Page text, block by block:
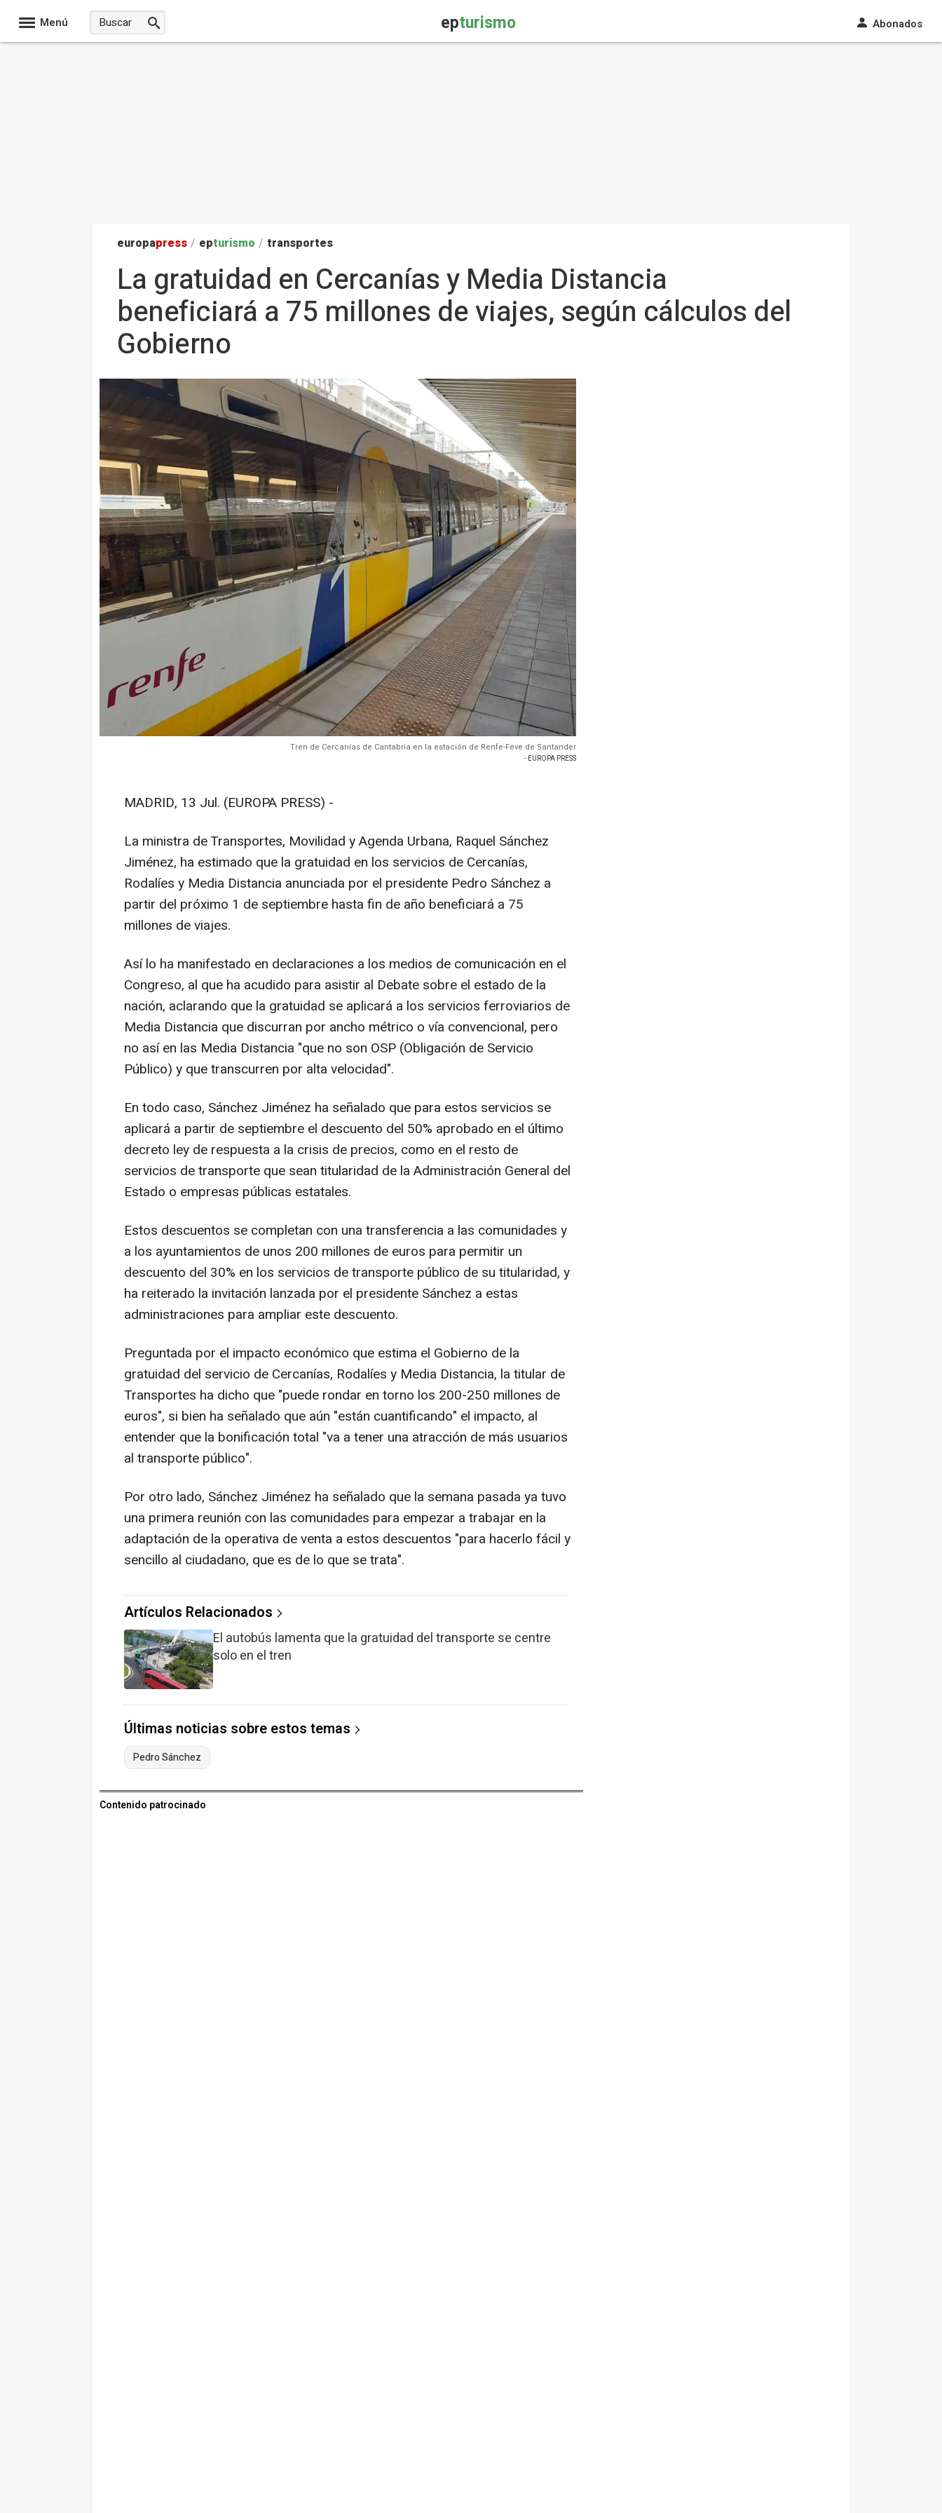
Menú epturismo Abonados
europapress / epturismo / transportes
La gratuidad en Cercanías y Media Distancia
beneficiará a 75 millones de viajes, según cálculos del
Gobierno
Tren de Cercanías de Cantabria en la estación de Renfe-Feve de Santander
- EUROPA PRESS
MADRID, 13 Jul. (EUROPA PRESS) -
La ministra de Transportes, Movilidad y Agenda Urbana, Raquel Sánchez
Jiménez, ha estimado que la gratuidad en los servicios de Cercanías,
Rodalíes y Media Distancia anunciada por el presidente Pedro Sánchez a
partir del próximo 1 de septiembre hasta fin de año beneficiará a 75
millones de viajes.
Así lo ha manifestado en declaraciones a los medios de comunicación en el
Congreso, al que ha acudido para asistir al Debate sobre el estado de la
nación, aclarando que la gratuidad se aplicará a los servicios ferroviarios de
Media Distancia que discurran por ancho métrico o vía convencional, pero
no así en las Media Distancia "que no son OSP (Obligación de Servicio
Público) y que transcurren por alta velocidad".
En todo caso, Sánchez Jiménez ha señalado que para estos servicios se
aplicará a partir de septiembre el descuento del 50% aprobado en el último
decreto ley de respuesta a la crisis de precios, como en el resto de
servicios de transporte que sean titularidad de la Administración General del
Estado o empresas públicas estatales.
Estos descuentos se completan con una transferencia a las comunidades y
a los ayuntamientos de unos 200 millones de euros para permitir un
descuento del 30% en los servicios de transporte público de su titularidad, y
ha reiterado la invitación lanzada por el presidente Sánchez a estas
administraciones para ampliar este descuento.
Preguntada por el impacto económico que estima el Gobierno de la
gratuidad del servicio de Cercanías, Rodalíes y Media Distancia, la titular de
Transportes ha dicho que "puede rondar en torno los 200-250 millones de
euros", si bien ha señalado que aún "están cuantificando" el impacto, al
entender que la bonificación total "va a tener una atracción de más usuarios
al transporte público".
Por otro lado, Sánchez Jiménez ha señalado que la semana pasada ya tuvo
una primera reunión con las comunidades para empezar a trabajar en la
adaptación de la operativa de venta a estos descuentos "para hacerlo fácil y
sencillo al ciudadano, que es de lo que se trata".
Artículos Relacionados
El autobús lamenta que la gratuidad del transporte se centre
solo en el tren
Últimas noticias sobre estos temas
Pedro Sánchez
Contenido patrocinado